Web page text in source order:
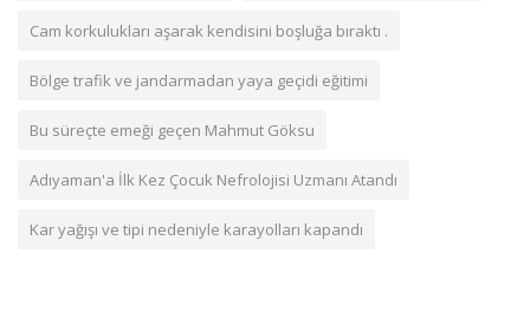
Cam korkulukları aşarak kendisini boşluğa bıraktı .
Bölge trafik ve jandarmadan yaya geçidi eğitimi
Bu süreçte emeği geçen Mahmut Göksu
Adıyaman'a İlk Kez Çocuk Nefrolojisi Uzmanı Atandı
Kar yağışı ve tipi nedeniyle karayolları kapandı